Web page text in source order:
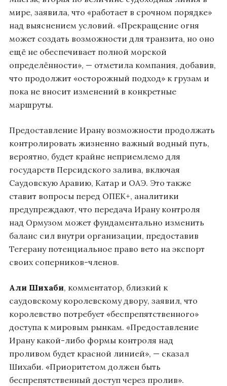
мире, заявила, что «работает в срочном порядке»
над выяснением условий. «Прекращение огня
может создать возможности для транзита, но оно
ещё не обеспечивает полной морской
определённости», — отметила компания, добавив,
что продолжит «осторожный подход» к грузам и
пока не вносит изменений в конкретные
маршруты.
Предоставление Ирану возможности продолжать
контролировать жизненно важный водный путь,
вероятно, будет крайне неприемлемо для
государств Персидского залива, включая
Саудовскую Аравию, Катар и ОАЭ. Это также
ставит вопросы перед ОПЕК+, аналитики
предупреждают, что передача Ирану контроля
над Ормузом может фундаментально изменить
баланс сил внутри организации, предоставив
Тегерану потенциальное право вето на экспорт
своих соперников-членов.
Али Шихаби, комментатор, близкий к
саудовскому королевскому двору, заявил, что
королевство потребует «беспрепятственного»
доступа к мировым рынкам. «Предоставление
Ирану какой-либо формы контроля над
проливом будет красной линией», — сказал
Шихаби. «Приоритетом должен быть
беспрепятственный доступ через пролив».